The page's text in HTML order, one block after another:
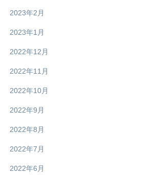
2023年2月
2023年1月
2022年12月
2022年11月
2022年10月
2022年9月
2022年8月
2022年7月
2022年6月